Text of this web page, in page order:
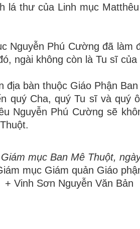
lá thư của Linh mục
Nguyễn Phú Cường đã làm
ó, ngài không còn là Tu sĩ
địa bàn thuộc Giáo Phận
quý Cha, quý Tu sĩ và quý
Nguyễn Phú Cường sẽ
Thuột.
mục Ban Mê Thuột, n
mục Giám quản Giáo
+ Vinh Sơn Nguyễn Văn Bản